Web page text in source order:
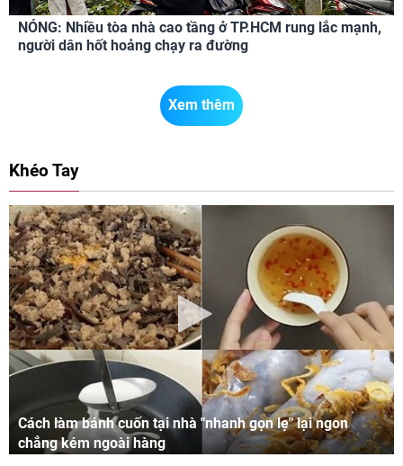
NÓNG: Nhiều tòa nhà cao tầng ở TP.HCM rung lắc mạnh,
người dân hốt hoảng chạy ra đường
Xem thêm
Khéo Tay
Cách làm bánh cuốn tại nhà "nhanh gọn lẹ" lại ngon
chẳng kém ngoài hàng